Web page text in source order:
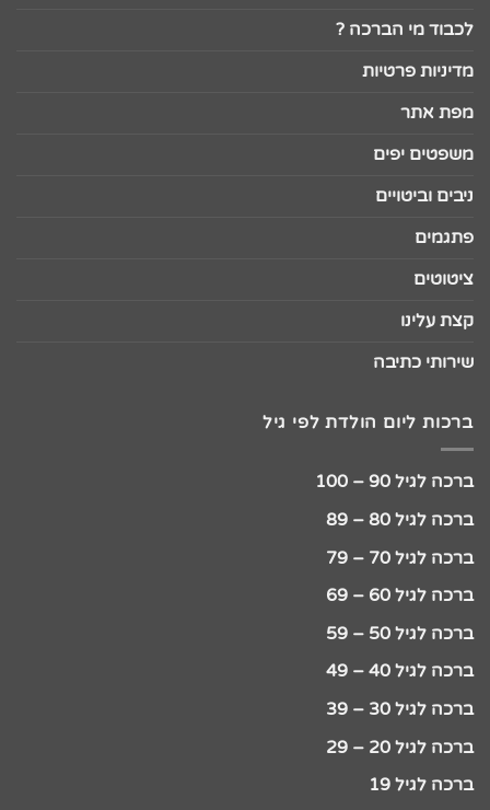
לכבוד מי הברכה ?
מדיניות פרטיות
מפת אתר
משפטים יפים
ניבים וביטויים
פתגמים
ציטוטים
קצת עלינו
שירותי כתיבה
ברכות ליום הולדת לפי גיל
ברכה לגיל 90 – 100
ברכה לגיל 80 – 89
ברכה לגיל 70 – 79
ברכה לגיל 60 – 69
ברכה לגיל 50 – 59
ברכה לגיל 40 – 49
ברכה לגיל 30 – 39
ברכה לגיל 20 – 29
ברכה לגיל 19